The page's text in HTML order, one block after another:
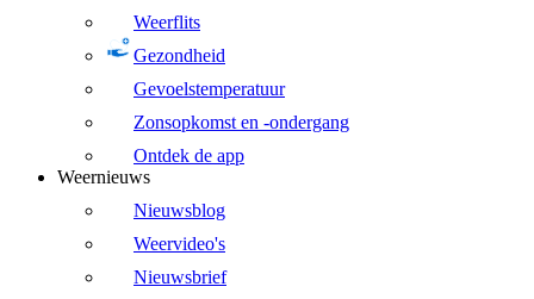
Weerflits
Gezondheid
Gevoelstemperatuur
Zonsopkomst en -ondergang
Ontdek de app
Weernieuws
Nieuwsblog
Weervideo's
Nieuwsbrief